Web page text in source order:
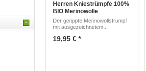
Herren Kniestrümpfe 100%
BIO Merinowolle
Der gerippte Merinowollstrumpf
mit ausgezeichnetem...
19,95 € *